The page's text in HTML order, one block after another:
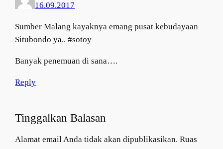
16.09.2017
Sumber Malang kayaknya emang pusat kebudayaan
Situbondo ya.. #sotoy
Banyak penemuan di sana….
Reply
Tinggalkan Balasan
Alamat email Anda tidak akan dipublikasikan. Ruas